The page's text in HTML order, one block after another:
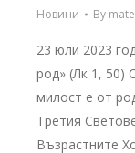
Новини By
23 юли 2023
род» (Лк 1, 50)
милост е от
Третия
Възрастните